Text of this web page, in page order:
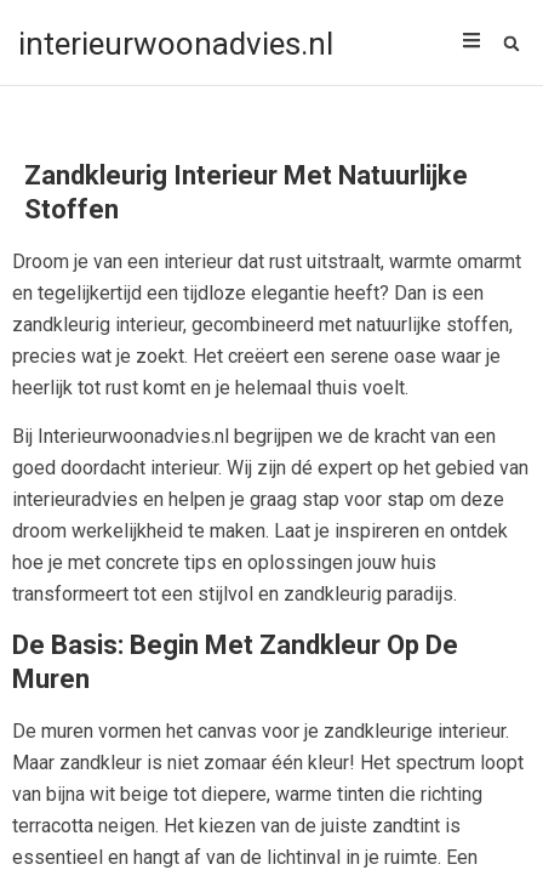
interieurwoonadvies.nl
Zandkleurig Interieur Met Natuurlijke
Stoffen
Droom je van een interieur dat rust uitstraalt, warmte omarmt
en tegelijkertijd een tijdloze elegantie heeft? Dan is een
zandkleurig interieur, gecombineerd met natuurlijke stoffen,
precies wat je zoekt. Het creëert een serene oase waar je
heerlijk tot rust komt en je helemaal thuis voelt.
Bij Interieurwoonadvies.nl begrijpen we de kracht van een
goed doordacht interieur. Wij zijn dé expert op het gebied van
interieuradvies en helpen je graag stap voor stap om deze
droom werkelijkheid te maken. Laat je inspireren en ontdek
hoe je met concrete tips en oplossingen jouw huis
transformeert tot een stijlvol en zandkleurig paradijs.
De Basis: Begin Met Zandkleur Op De
Muren
De muren vormen het canvas voor je zandkleurige interieur.
Maar zandkleur is niet zomaar één kleur! Het spectrum loopt
van bijna wit beige tot diepere, warme tinten die richting
terracotta neigen. Het kiezen van de juiste zandtint is
essentieel en hangt af van de lichtinval in je ruimte. Een